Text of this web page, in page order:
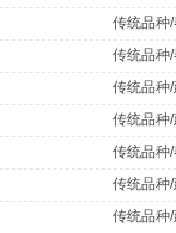
传统品种
传统品种
传统品种
传统品种
传统品种
传统品种
传统品种